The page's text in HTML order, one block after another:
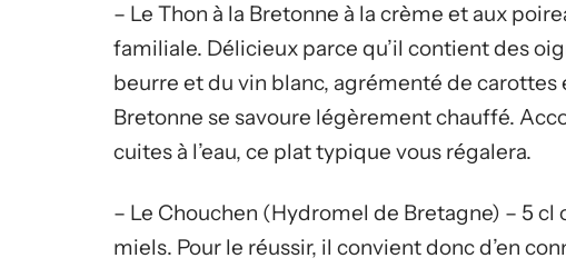
– Le Thon à la Bretonne à la crème et aux
familiale. Délicieux parce qu’il contient des
beurre et du vin blanc, agrémenté de carottes
Bretonne se savoure légèrement chauffé.
cuites à l’eau, ce plat typique vous régalera.
– Le Chouchen (Hydromel de Bretagne) – 5
miels. Pour le réussir, il convient donc d’en